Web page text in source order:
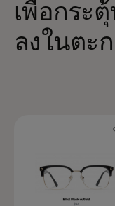
เพื่อกระ
ลงในตะ